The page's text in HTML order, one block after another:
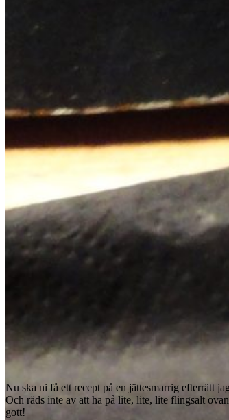
Nu ska ni få ett recept på en jättesmarrig efterrätt
Och räds inte av att ha på lite, lite, lite flingsalt
gott!